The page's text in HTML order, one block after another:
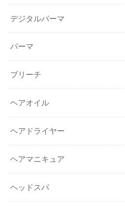
デジタルパーマ
パーマ
ブリーチ
ヘアオイル
ヘアドライヤー
ヘアマニキュア
ヘッドスパ